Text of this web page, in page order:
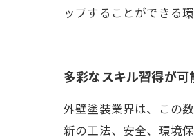
ップすることができる
多彩なスキル習得が可
外壁塗装業界は、この
新の工法、安全、環境